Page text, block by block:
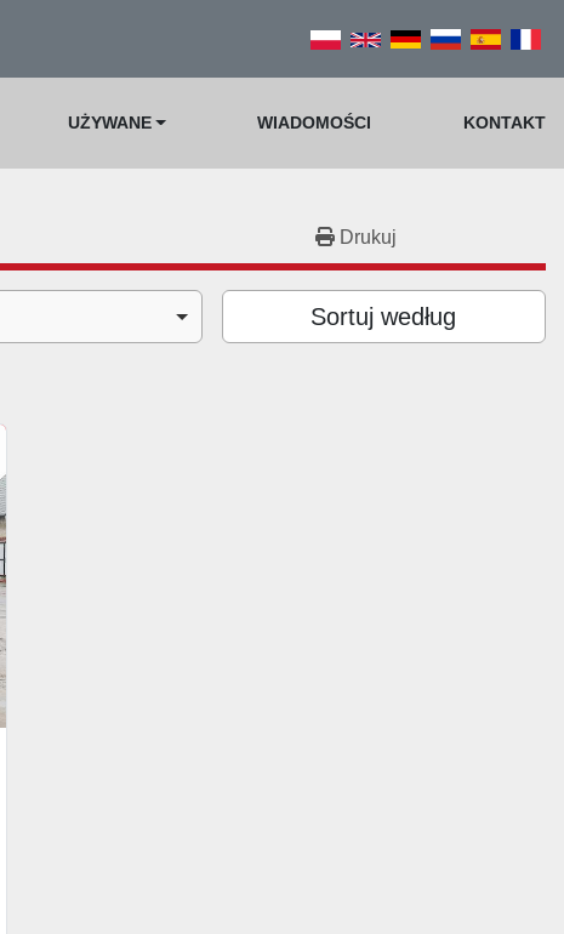
UŻYWANE WIADOMOŚCI KONTAKT
Drukuj
Sortuj według